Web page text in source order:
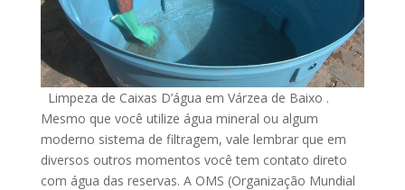
Limpeza de Caixas D’água em Várzea de Baixo .
Mesmo que você utilize água mineral ou algum
moderno sistema de filtragem, vale lembrar que em
diversos outros momentos você tem contato direto
com água das reservas. A OMS (Organização Mundial